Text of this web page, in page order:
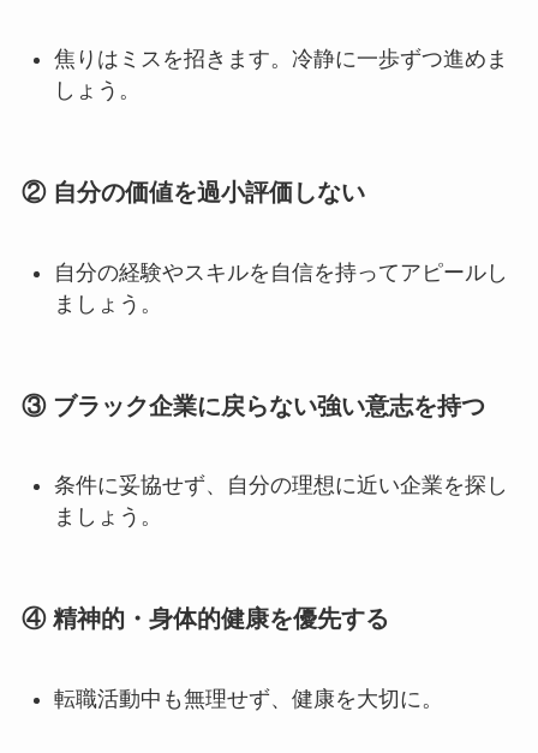
焦りはミスを招きます。冷静に一歩ずつ進めま
しょう。
② 自分の価値を過小評価しない
自分の経験やスキルを自信を持ってアピールし
ましょう。
③ ブラック企業に戻らない強い意志を持つ
条件に妥協せず、自分の理想に近い企業を探し
ましょう。
④ 精神的・身体的健康を優先する
転職活動中も無理せず、健康を大切に。